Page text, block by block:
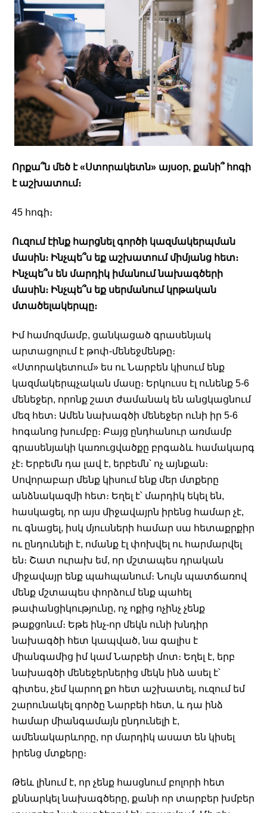
Որքա՞ն մեծ է «Ստորակետն» այսօր, քանի՞ հոգի
է աշխատում։
45 հոգի։
Ուզում էինք հարցնել գործի կազմակերպման
մասին։ Ինչպե՞ս եք աշխատում միմյանց հետ։
Ինչպե՞ս են մարդիկ իմանում նախագծերի
մասին։ Ինչպե՞ս եք սերմանում կրթական
մտածելակերպը։
Իմ համոզմամբ, ցանկացած գրասենյակ
արտացոլում է թոփ-մենեջմենթը։
«Ստորակետում» ես ու Նարբեն կիսում ենք
կազմակերպչական մասը։ Երկուսս էլ ունենք 5-6
մենեջեր, որոնք շատ ժամանակ են անցկացնում
մեզ հետ։ Ամեն նախագծի մենեջեր ունի իր 5-6
հոգանոց խումբը։ Բայց ընդհանուր առմամբ
գրասենյակի կառուցվածքը բրգաձև համակարգ
չէ։ Երբեմն դա լավ է, երբեմն՝ ոչ այնքան։
Սովորաբար մենք կիսում ենք մեր մտքերը
անձնակազմի հետ։ Եղել է՝ մարդիկ եկել են,
հասկացել, որ այս միջավայրն իրենց համար չէ,
ու գնացել, իսկ մյուսների համար սա հետաքրքիր
ու ընդունելի է, ոմանք էլ փոխվել ու հարմարվել
են։ Շատ ուրախ եմ, որ մշտապես դրական
միջավայր ենք պահպանում։ Նույն պատճառով
մենք մշտապես փորձում ենք պահել
թափանցիկությունը, ոչ ոքից ոչինչ չենք
թաքցոնւմ։ Եթե ինչ-որ մեկն ունի խնդիր
նախագծի հետ կապված, նա գալիս է
միանգամից իմ կամ Նարբեի մոտ։ Եղել է, երբ
նախագծի մենեջերներից մեկն ինձ ասել է՝
գիտես, չեմ կարող քո հետ աշխատել, ուզում եմ
շարունակել գործը Նարբեի հետ, և դա ինձ
համար միանգամայն ընդունելի է,
ամենակարևորը, որ մարդիկ ասատ են կիսել
իրենց մտքերը։
Թեև լինում է, որ չենք հասցնում բոլորի հետ
քննարկել նախագծերը, քանի որ տարբեր խմբեր